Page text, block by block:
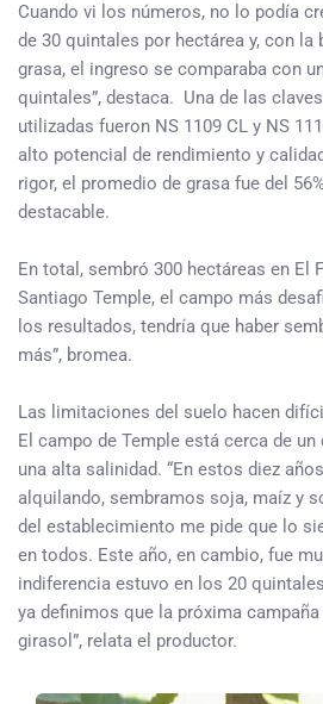
Cuando vi los números, no lo podía
de 30 quintales por hectárea y, con
grasa, el ingreso se comparaba con
quintales”, destaca. Una de las
utilizadas fueron NS 1109 CL y NS
alto potencial de rendimiento y
rigor, el promedio de grasa fue del
destacable.
En total, sembró 300 hectáreas en El
Santiago Temple, el campo más
los resultados, tendría que haber
más”, bromea.
Las limitaciones del suelo hacen
El campo de Temple está cerca de
una alta salinidad. “En estos diez
alquilando, sembramos soja, maíz y
del establecimiento me pide que lo
en todos. Este año, en cambio, fue
indiferencia estuvo en los 20
ya definimos que la próxima
girasol”, relata el productor.